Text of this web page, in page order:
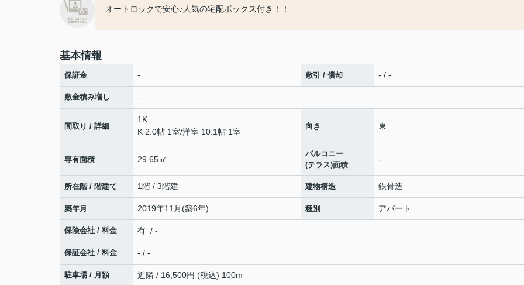
オートロックで安心♪人気の宅配ボックス付き！！
基本情報
保証金 - 敷引 / 償却 - / -
敷金積み増し -
間取り / 詳細
1K
K 2.0帖 1室/洋室 10.1帖 1室
向き 東
専有面積 29.65㎡
バルコニー
(テラス)面積
-
所在階 / 階建て 1階 / 3階建 建物構造 鉄骨造
築年月 2019年11月(築6年) 種別 アパート
保険会社 / 料金 有 / -
保証会社 / 料金 - / -
駐車場 / 月額 近隣 / 16,500円 (税込) 100m